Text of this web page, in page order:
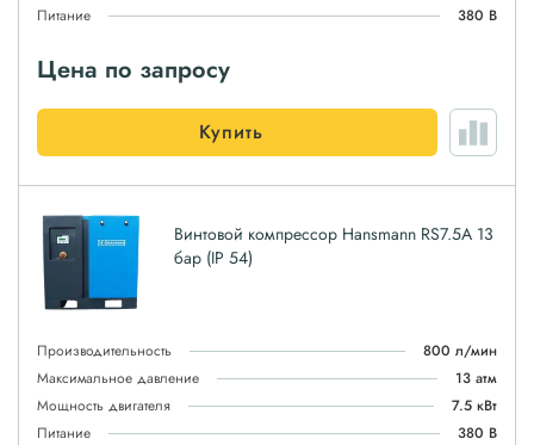
Питание
380 В
Цена по запросу
Купить
Винтовой компрессор Hansmann RS7.5A 13
бар (IP 54)
Производительность
800 л/мин
Максимальное давление
13 атм
Мощность двигателя
7.5 кВт
Питание
380 В